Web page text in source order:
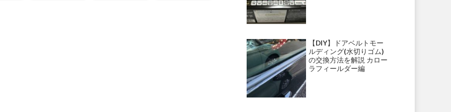
【DIY】ドアベルトモー
ルディング(水切りゴム)
の交換方法を解説 カロー
ラフィールダー編